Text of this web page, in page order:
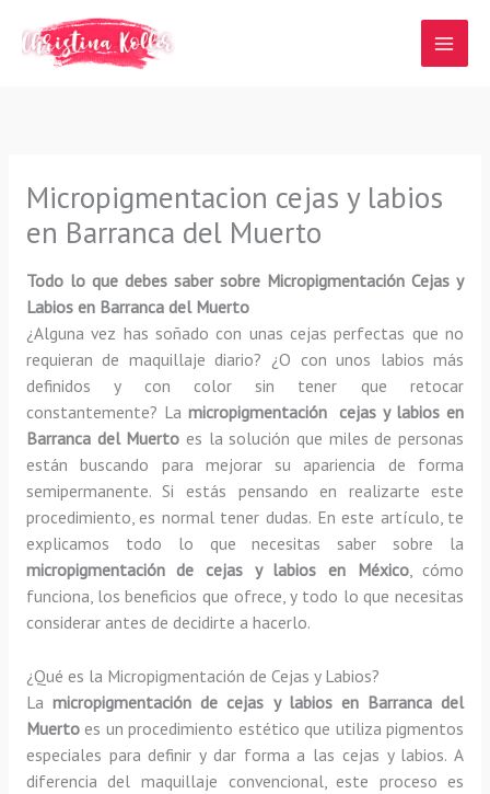
contenido
Micropigmentacion cejas y labios
en Barranca del Muerto
Todo lo que debes saber sobre Micropigmentación Cejas y
Labios en Barranca del Muerto
¿Alguna vez has soñado con unas cejas perfectas que no
requieran de maquillaje diario? ¿O con unos labios más
definidos y con color sin tener que retocar
constantemente? La micropigmentación cejas y labios en
Barranca del Muerto es la solución que miles de personas
están buscando para mejorar su apariencia de forma
semipermanente. Si estás pensando en realizarte este
procedimiento, es normal tener dudas. En este artículo, te
explicamos todo lo que necesitas saber sobre la
micropigmentación de cejas y labios en México, cómo
funciona, los beneficios que ofrece, y todo lo que necesitas
considerar antes de decidirte a hacerlo.
¿Qué es la Micropigmentación de Cejas y Labios?
Lamicropigmentación de cejas y labios en Barranca del
Muertoes un procedimiento estético que utiliza pigmentos
especiales para definir y dar forma a las cejas y labios. A
diferencia del maquillaje convencional, este proceso es